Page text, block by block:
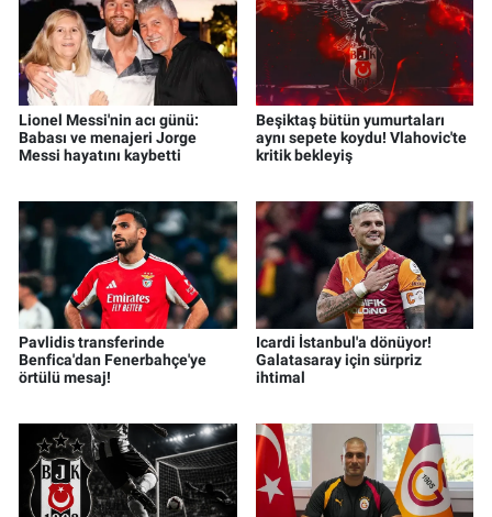
Lionel Messi'nin acı günü:
Babası ve menajeri Jorge
Messi hayatını kaybetti
Beşiktaş bütün yumurtaları
aynı sepete koydu! Vlahovic'te
kritik bekleyiş
Pavlidis transferinde
Benfica'dan Fenerbahçe'ye
örtülü mesaj!
Icardi İstanbul'a dönüyor!
Galatasaray için sürpriz
ihtimal